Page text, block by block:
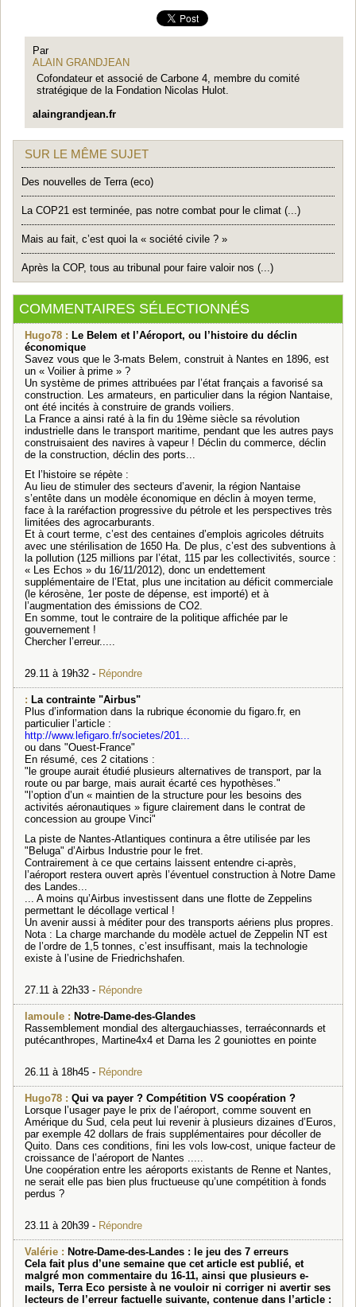
Par
ALAIN GRANDJEAN
Cofondateur et associé de Carbone 4, membre du comité
stratégique de la Fondation Nicolas Hulot.
alaingrandjean.fr
SUR LE MÊME SUJET
Des nouvelles de Terra (eco)
La COP21 est terminée, pas notre combat pour le climat (...)
Mais au fait, c’est quoi la « société civile ? »
Après la COP, tous au tribunal pour faire valoir nos (...)
COMMENTAIRES SÉLECTIONNÉS
Hugo78 : Le Belem et l’Aéroport, ou l’histoire du déclin
économique
Savez vous que le 3-mats Belem, construit à Nantes en 1896, est
un « Voilier à prime » ?
Un système de primes attribuées par l’état français a favorisé sa
construction. Les armateurs, en particulier dans la région Nantaise,
ont été incités à construire de grands voiliers.
La France a ainsi raté à la fin du 19ème siècle sa révolution
industrielle dans le transport maritime, pendant que les autres pays
construisaient des navires à vapeur ! Déclin du commerce, déclin
de la construction, déclin des ports...
Et l’histoire se répète :
Au lieu de stimuler des secteurs d’avenir, la région Nantaise
s’entête dans un modèle économique en déclin à moyen terme,
face à la raréfaction progressive du pétrole et les perspectives très
limitées des agrocarburants.
Et à court terme, c’est des centaines d’emplois agricoles détruits
avec une stérilisation de 1650 Ha. De plus, c’est des subventions à
la pollution (125 millions par l’état, 115 par les collectivités, source :
« Les Echos » du 16/11/2012), donc un endettement
supplémentaire de l’Etat, plus une incitation au déficit commerciale
(le kérosène, 1er poste de dépense, est importé) et à
l’augmentation des émissions de CO2.
En somme, tout le contraire de la politique affichée par le
gouvernement !
Chercher l’erreur.....
29.11 à 19h32 - Répondre
: La contrainte "Airbus"
Plus d’information dans la rubrique économie du figaro.fr, en
particulier l’article :
http://www.lefigaro.fr/societes/201...
ou dans "Ouest-France"
En résumé, ces 2 citations :
"le groupe aurait étudié plusieurs alternatives de transport, par la
route ou par barge, mais aurait écarté ces hypothèses."
"l’option d’un « maintien de la structure pour les besoins des
activités aéronautiques » figure clairement dans le contrat de
concession au groupe Vinci"
La piste de Nantes-Atlantiques continura a être utilisée par les
"Beluga" d’Airbus Industrie pour le fret.
Contrairement à ce que certains laissent entendre ci-après,
l’aéroport restera ouvert après l’éventuel construction à Notre Dame
des Landes...
... A moins qu’Airbus investissent dans une flotte de Zeppelins
permettant le décollage vertical !
Un avenir aussi à méditer pour des transports aériens plus propres.
Nota : La charge marchande du modèle actuel de Zeppelin NT est
de l’ordre de 1,5 tonnes, c’est insuffisant, mais la technologie
existe à l’usine de Friedrichshafen.
27.11 à 22h33 - Répondre
lamoule : Notre-Dame-des-Glandes
Rassemblement mondial des altergauchiasses, terraéconnards et
putécanthropes, Martine4x4 et Darna les 2 gouniottes en pointe
26.11 à 18h45 - Répondre
Hugo78 : Qui va payer ? Compétition VS coopération ?
Lorsque l’usager paye le prix de l’aéroport, comme souvent en
Amérique du Sud, cela peut lui revenir à plusieurs dizaines d’Euros,
par exemple 42 dollars de frais supplémentaires pour décoller de
Quito. Dans ces conditions, fini les vols low-cost, unique facteur de
croissance de l’aéroport de Nantes .....
Une coopération entre les aéroports existants de Renne et Nantes,
ne serait elle pas bien plus fructueuse qu’une compétition à fonds
perdus ?
23.11 à 20h39 - Répondre
Valérie : Notre-Dame-des-Landes : le jeu des 7 erreurs
Cela fait plus d’une semaine que cet article est publié, et
malgré mon commentaire du 16-11, ainsi que plusieurs e-
mails, Terra Eco persiste à ne vouloir ni corriger ni avertir ses
lecteurs de l’erreur factuelle suivante, contenue dans l’article :